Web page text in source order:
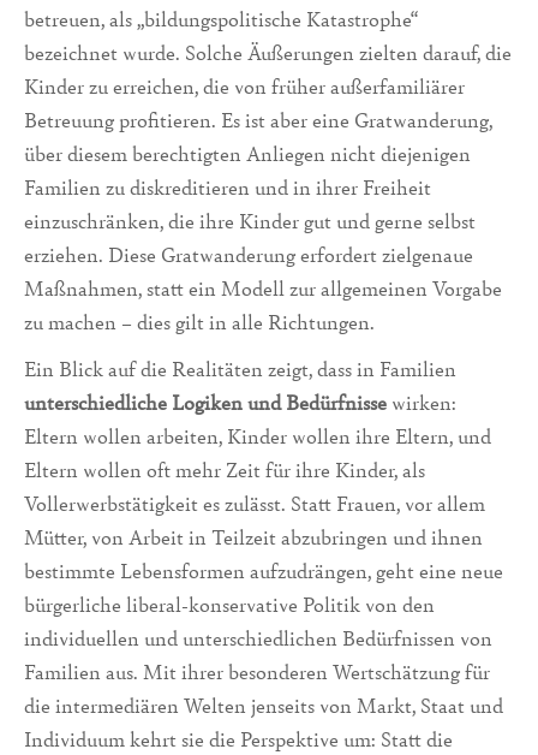
betreuen, als „bildungspolitische Katastrophe“
bezeichnet wurde. Solche Äußerungen zielten darauf, die
Kinder zu erreichen, die von früher außerfamiliärer
Betreuung profitieren. Es ist aber eine Gratwanderung,
über diesem berechtigten Anliegen nicht diejenigen
Familien zu diskreditieren und in ihrer Freiheit
einzuschränken, die ihre Kinder gut und gerne selbst
erziehen. Diese Gratwanderung erfordert zielgenaue
Maßnahmen, statt ein Modell zur allgemeinen Vorgabe
zu machen – dies gilt in alle Richtungen.
Ein Blick auf die Realitäten zeigt, dass in Familien
unterschiedliche Logiken und Bedürfnisse wirken:
Eltern wollen arbeiten, Kinder wollen ihre Eltern, und
Eltern wollen oft mehr Zeit für ihre Kinder, als
Vollerwerbstätigkeit es zulässt. Statt Frauen, vor allem
Mütter, von Arbeit in Teilzeit abzubringen und ihnen
bestimmte Lebensformen aufzudrängen, geht eine neue
bürgerliche liberal-konservative Politik von den
individuellen und unterschiedlichen Bedürfnissen von
Familien aus. Mit ihrer besonderen Wertschätzung für
die intermediären Welten jenseits von Markt, Staat und
Individuum kehrt sie die Perspektive um: Statt die